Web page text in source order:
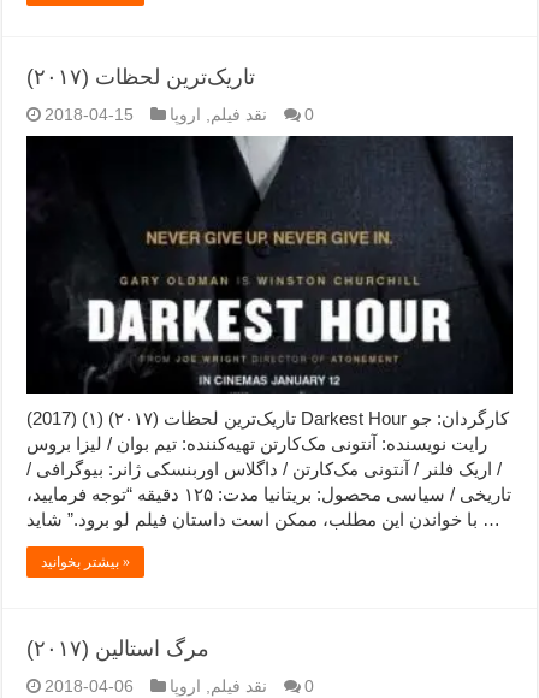
تاریک‌ترین لحظات (۲۰۱۷)
2018-04-15 نقد فیلم اروپا 0
تاریک‌ترین لحظات (۲۰۱۷) (۱) (2017) Darkest Hour کارگردان: جو
رایت نویسنده: آنتونی مک‌کارتن تهیه‌کننده: تیم بوان / لیزا بروس
/ اریک فلنر / آنتونی مک‌کارتن / داگلاس اوربنسکی ژانر: بیوگرافی /
تاریخی / سیاسی محصول: بریتانیا مدت: ۱۲۵ دقیقه “توجه فرمایید،‌
با خواندن این مطلب، ممکن است داستان فیلم لو برود.” شاید …
بیشتر بخوانید »
مرگ استالین (۲۰۱۷)
2018-04-06 نقد فیلم, اروپا 0